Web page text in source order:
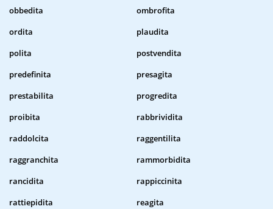
obbedita
ombrofita
ordita
plaudita
polita
postvendita
predefinita
presagita
prestabilita
progredita
proibita
rabbrividita
raddolcita
raggentilita
raggranchita
rammorbidita
rancidita
rappiccinita
rattiepidita
reagita